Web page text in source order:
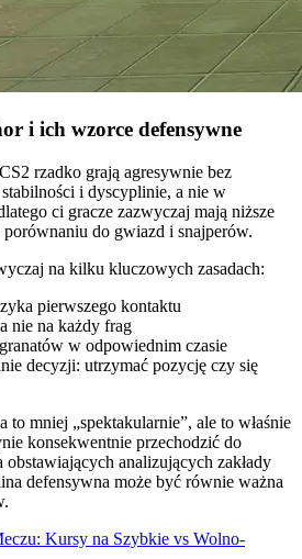
i ich wzorce defensywne
rzadko grają agresywnie bez
i dyscyplinie, a nie w
ci gracze zazwyczaj mają niższe
do gwiazd i snajperów.
na kilku kluczowych zasadach:
pierwszego kontaktu
nie na każdy frag
w odpowiednim czasie
decyzji: utrzymać pozycję czy się
to mniej „spektakularnie”, ale to właśnie
konsekwentnie przechodzić do
analizujących zakłady
defensywna może być równie ważna
Kursy na Szybkie vs Wolno-